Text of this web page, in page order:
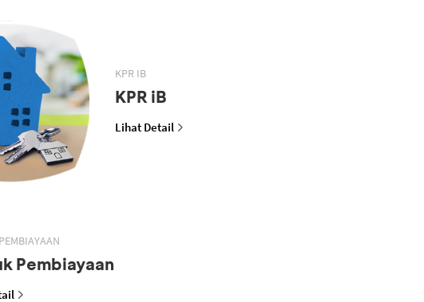
KPR IB
KPR iB
Lihat Detail
Pembiayaan